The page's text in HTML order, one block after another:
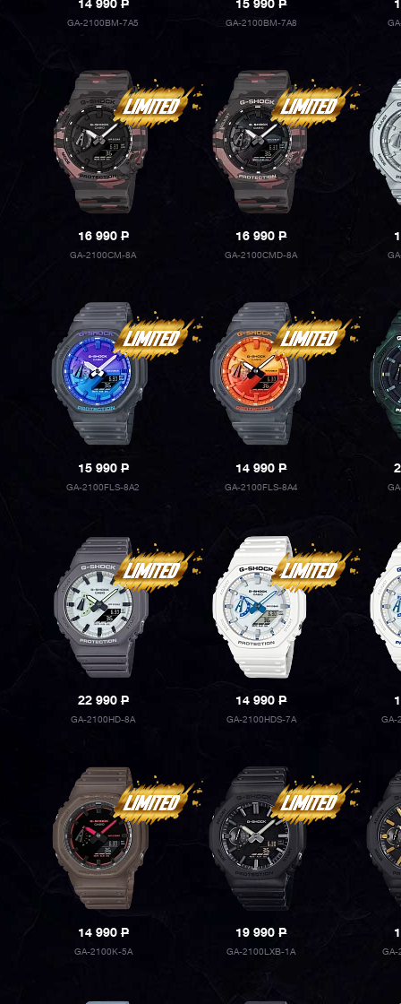
14 990P
GA-2100BM-7A5
15 990P
GA-2100BM-7A8
16 990P
GA-2100CM-8A
16 990P
GA-2100CMD-8A
15 990P
GA-2100FLS-8A2
14 990P
GA-2100FLS-8A4
22 990P
GA-2100HD-8A
14 990P
GA-2100HDS-7A GA-
14 990P
GA-2100K-5A
19 990P
GA-2100LXB-1A GA-